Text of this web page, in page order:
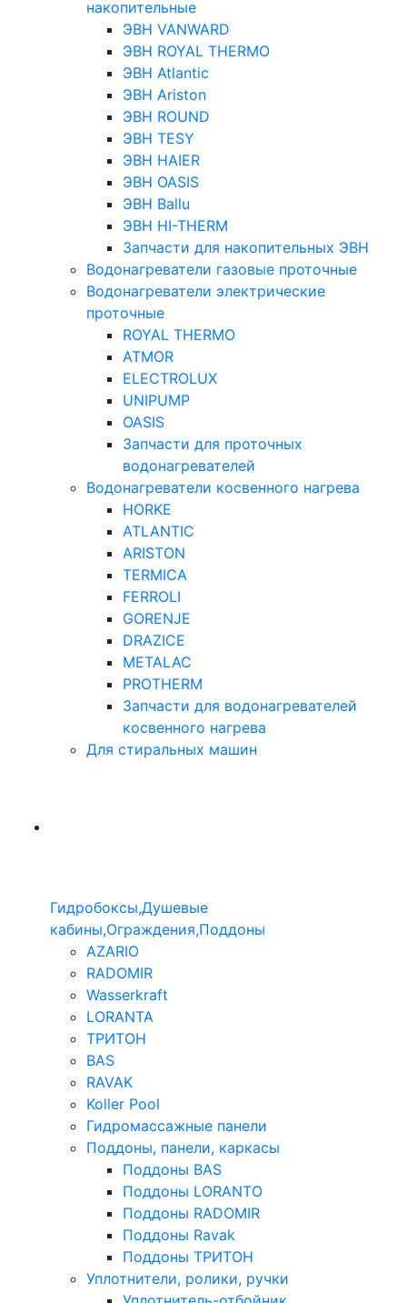
накопительные
ЭВН VANWARD
ЭВН ROYAL THERMO
ЭВН Atlantic
ЭВН Ariston
ЭВН ROUND
ЭВН TESY
ЭВН HAIER
ЭВН OASIS
ЭВН Ballu
ЭВН HI-THERM
Запчасти для накопительных ЭВН
Водонагреватели газовые проточные
Водонагреватели электрические
проточные
ROYAL THERMO
ATMOR
ELECTROLUX
UNIPUMP
OASIS
Запчасти для проточных
водонагревателей
Водонагреватели косвенного нагрева
HORKE
ATLANTIC
ARISTON
TERMICA
FERROLI
GORENJE
DRAZICE
METALAC
PROTHERM
Запчасти для водонагревателей
косвенного нагрева
Для стиральных машин
Гидробоксы,Душевые
кабины,Ограждения,Поддоны
AZARIO
RADOMIR
Wasserkraft
LORANTA
ТРИТОН
BAS
RAVAK
Koller Pool
Гидромассажные панели
Поддоны, панели, каркасы
Поддоны BAS
Поддоны LORANTO
Поддоны RADOMIR
Поддоны Ravak
Поддоны ТРИТОН
Уплотнители, ролики, ручки